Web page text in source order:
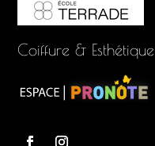
Coiffure & Esthétique